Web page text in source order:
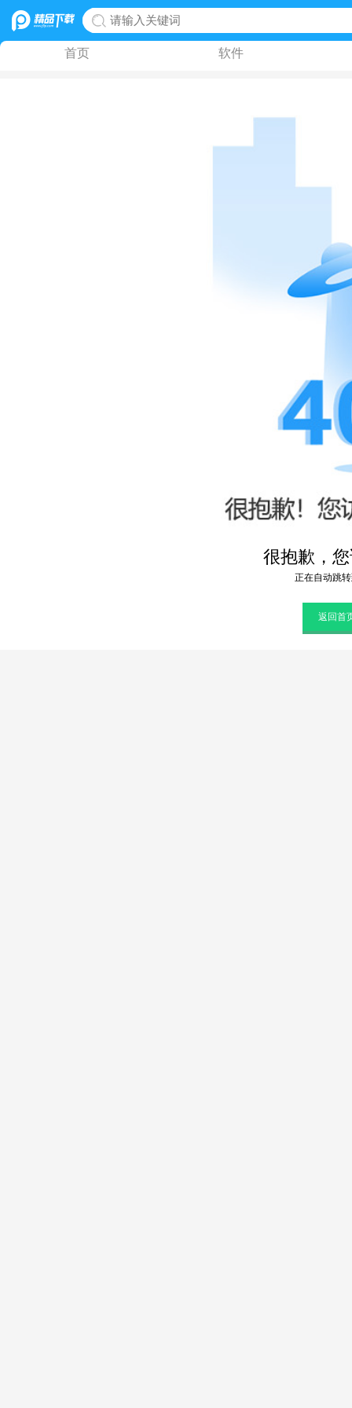
首页 软件
很抱歉，
正在自动跳
返回首